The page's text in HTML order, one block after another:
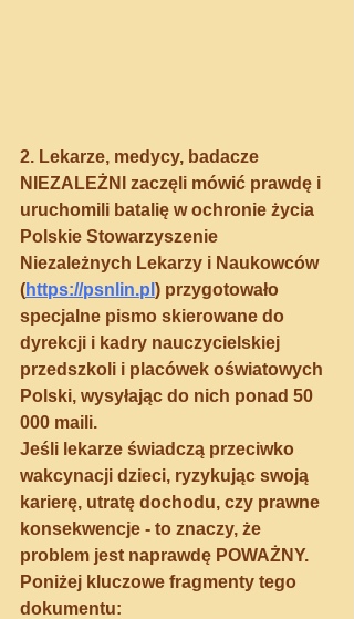
2. Lekarze, medycy, badacze
NIEZALEŻNI zaczęli mówić prawdę i
uruchomili batalię w ochronie życia
Polskie Stowarzyszenie
Niezależnych Lekarzy i Naukowców
(https://psnlin.pl ) przygotowało
specjalne pismo skierowane do
dyrekcji i kadry nauczycielskiej
przedszkoli i placówek oświatowych
Polski, wysyłając do nich ponad 50
000 maili.
Jeśli lekarze świadczą przeciwko
wakcynacji dzieci, ryzykując swoją
karierę, utratę dochodu, czy prawne
konsekwencje - to znaczy, że
problem jest naprawdę POWAŻNY.
Poniżej kluczowe fragmenty tego
dokumentu: